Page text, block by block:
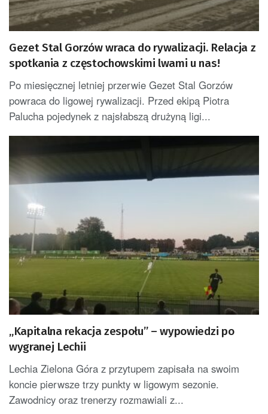
Gezet Stal Gorzów wraca do rywalizacji. Relacja z
spotkania z częstochowskimi lwami u nas!
Po miesięcznej letniej przerwie Gezet Stal Gorzów
powraca do ligowej rywalizacji. Przed ekipą Piotra
Palucha pojedynek z najsłabszą drużyną ligi...
„Kapitalna rekacja zespołu” – wypowiedzi po
wygranej Lechii
Lechia Zielona Góra z przytupem zapisała na swoim
koncie pierwsze trzy punkty w ligowym sezonie.
Zawodnicy oraz trenerzy rozmawiali z...